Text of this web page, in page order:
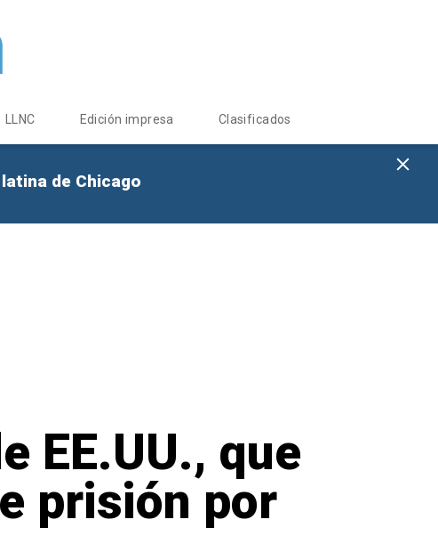
LLNC Edición impresa Clasificados
de Chicago
EE.UU., que
prisión por